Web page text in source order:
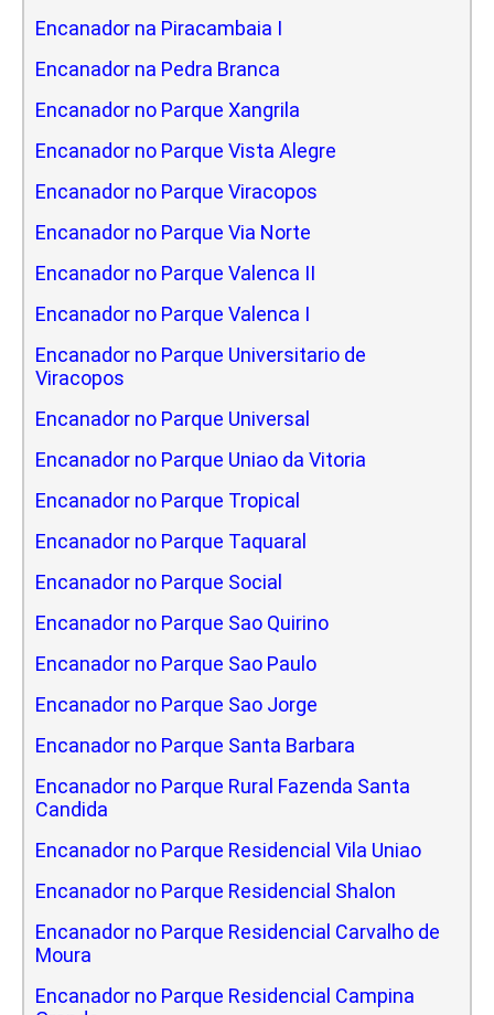
Encanador na Piracambaia I
Encanador na Pedra Branca
Encanador no Parque Xangrila
Encanador no Parque Vista Alegre
Encanador no Parque Viracopos
Encanador no Parque Via Norte
Encanador no Parque Valenca II
Encanador no Parque Valenca I
Encanador no Parque Universitario de
Viracopos
Encanador no Parque Universal
Encanador no Parque Uniao da Vitoria
Encanador no Parque Tropical
Encanador no Parque Taquaral
Encanador no Parque Social
Encanador no Parque Sao Quirino
Encanador no Parque Sao Paulo
Encanador no Parque Sao Jorge
Encanador no Parque Santa Barbara
Encanador no Parque Rural Fazenda Santa
Candida
Encanador no Parque Residencial Vila Uniao
Encanador no Parque Residencial Shalon
Encanador no Parque Residencial Carvalho de
Moura
Encanador no Parque Residencial Campina